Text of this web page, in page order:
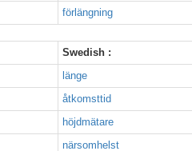
förlängning
Swedish :
länge
åtkomsttid
höjdmätare
närsomhelst